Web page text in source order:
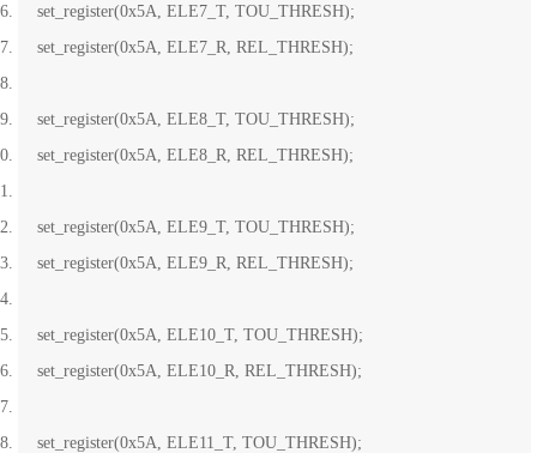
set_register(0x5A, ELE7_T, TOU_THRESH);
set_register(0x5A, ELE7_R, REL_THRESH);
set_register(0x5A, ELE8_T, TOU_THRESH);
set_register(0x5A, ELE8_R, REL_THRESH);
set_register(0x5A, ELE9_T, TOU_THRESH);
set_register(0x5A, ELE9_R, REL_THRESH);
set_register(0x5A, ELE10_T, TOU_THRESH);
set_register(0x5A, ELE10_R, REL_THRESH);
set_register(0x5A, ELE11_T, TOU_THRESH);